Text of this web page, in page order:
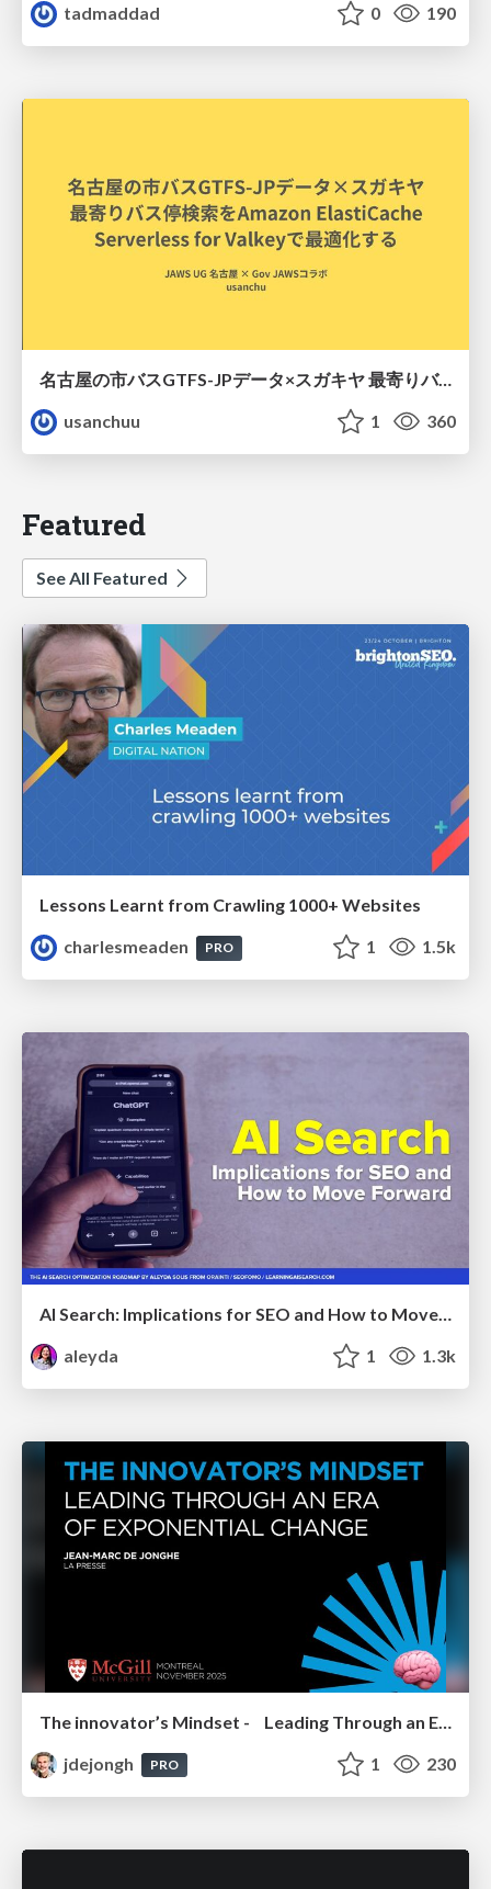
tadmaddad
0 190
名古屋の市バスGTFS-JPデータ×スガキヤ 最寄りバス停検索をAmazon ElastiCache Serverless for Valkeyで最適化する
usanchuu
1 360
Featured
See All Featured
Lessons Learnt from Crawling 1000+ Websites
charlesmeaden
PRO 1 1.5k
AI Search: Implications for SEO and How to Move Forward - #ShenzhenSEOConference
aleyda
1 1.3k
The innovator’s Mindset - Leading Through an Era of Exponential Change - McGill University 2025
jdejongh
PRO 1 230